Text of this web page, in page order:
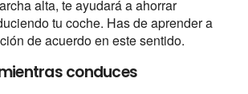
alta, te ayudará a ahorrar
tu coche. Has de aprender a
de acuerdo en este sentido.
conduces